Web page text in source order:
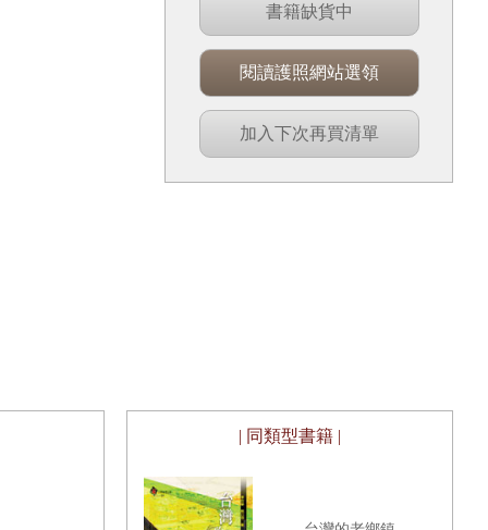
書籍缺貨中
閱讀護照網站選領
加入下次再買清單
| 同類型書籍 |